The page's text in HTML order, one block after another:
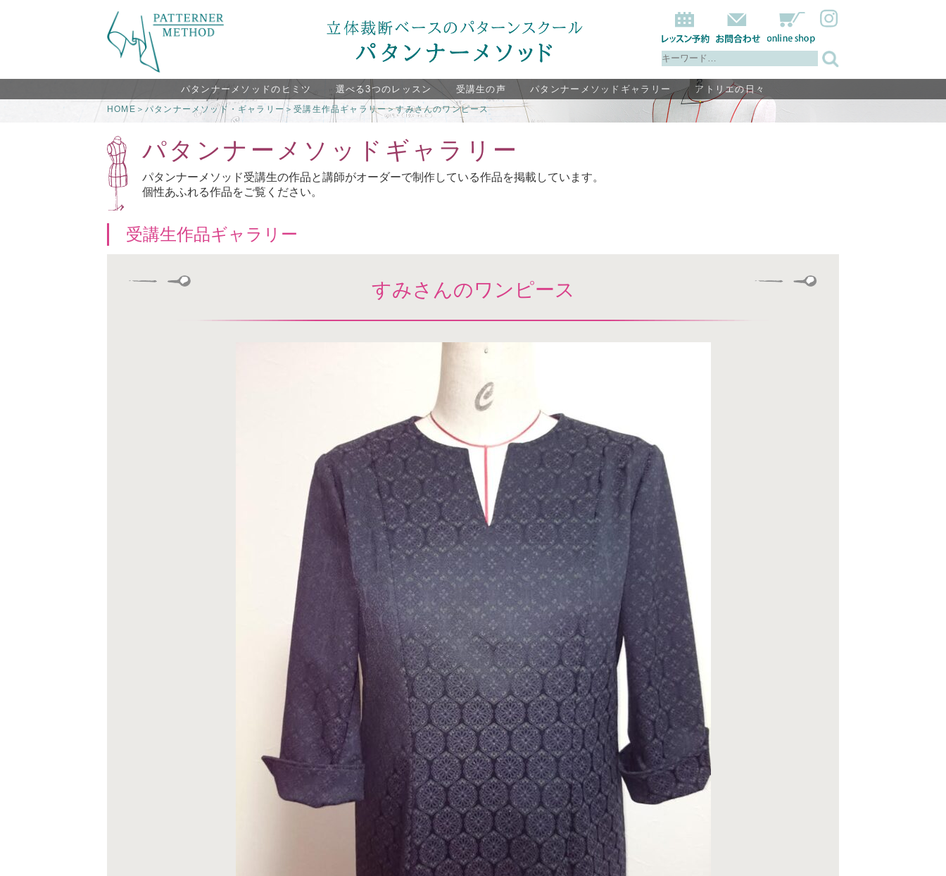
パタンナーメソッドのヒミツ 選べる3つのレッスン 受講生の声 パタンナーメソッドギャラリー アトリエの日々
HOME ＞パタンナーメソッド・ギャラリー ＞受講生作品ギャラリー＞すみさんのワンピース
パタンナーメソッドギャラリー
パタンナーメソッド受講生の作品と講師がオーダーで制作している作品を掲載しています。
個性あふれる作品をご覧ください。
受講生作品ギャラリー
すみさんのワンピース